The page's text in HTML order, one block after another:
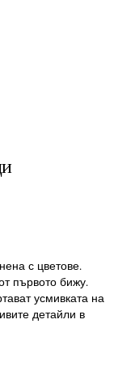
с цветове.
първото бижу.
усмивката на
детайли в